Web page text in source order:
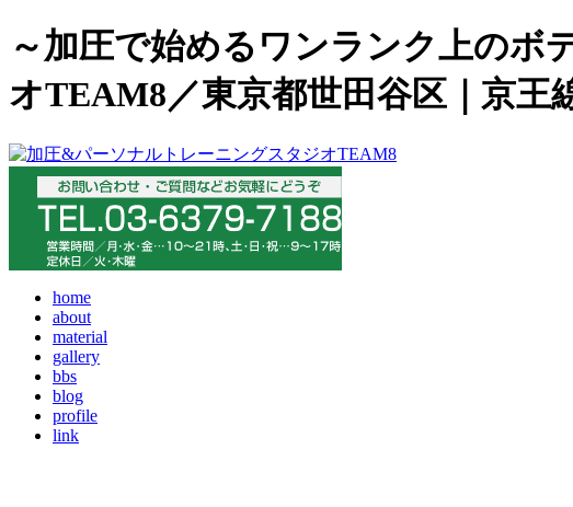
～加圧で始めるワンランク上のボ
オTEAM8／東京都世田谷区｜京王
home
about
material
gallery
bbs
blog
profile
link